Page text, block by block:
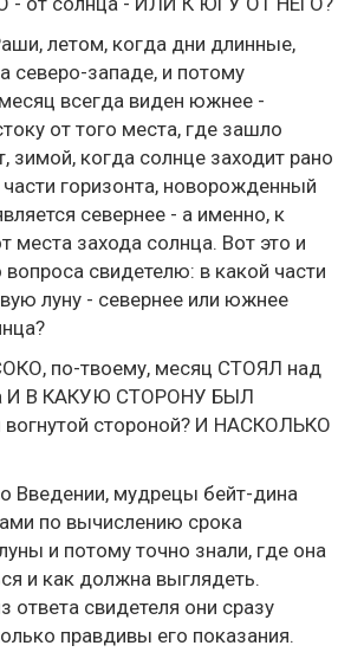
летом, когда дни длинные,
северо-западе, и потому
всегда виден южнее -
от того места, где зашло
зимой, когда солнце заходит рано
горизонта, новорожденный
севернее - а именно, к
места захода солнца. Вот это и
свидетелю: в какой части
луну - севернее или южнее
по-твоему, месяц СТОЯЛ над
И В КАКУЮ СТОРОНУ БЫЛ
стороной? И НАСКОЛЬКО
Введении, мудрецы бейт-дина
по вычислению срока
и потому точно знали, где она
и как должна выглядеть.
ответа свидетеля они сразу
правдивы его показания.